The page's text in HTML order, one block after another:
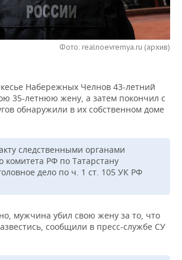
Фото: realnoevremya.ru (архив)
Набережных Челнов 43-летний
35-летнюю жену, а затем покончил с
обнаружили в их собственном доме
следственными органами
комитета РФ по Татарстану
дело по ч. 1 ст. 105 УК РФ
мужчина убил свою жену за то, что
сообщили в пресс-службе СУ